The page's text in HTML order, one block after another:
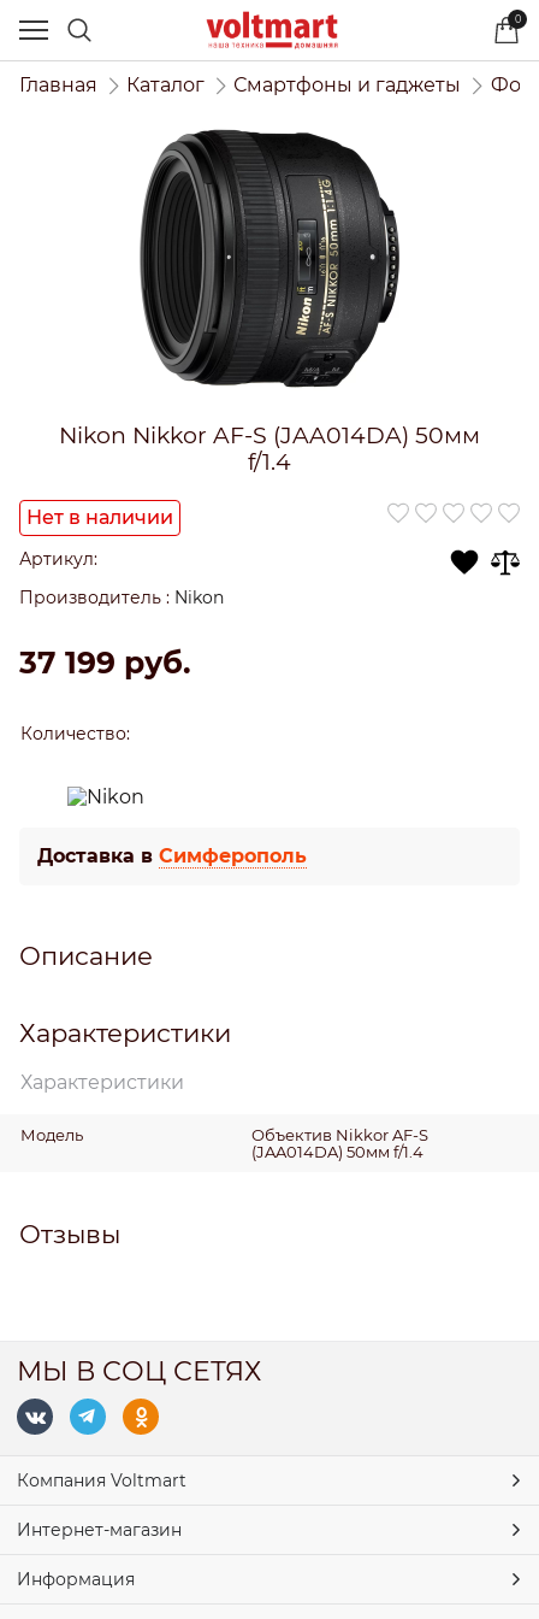
0
Главная Каталог Смартфоны и гаджеты
Nikon Nikkor AF-S (JAA014DA) 50мм
f/1.4
Нет в наличии
Артикул:
Производитель : Nikon
37 199 руб.
Количество:
Доставка в Симферополь
Описание
Характеристики
Характеристики
Модель
Объектив Nikkor AF-S
(JAA014DA) 50мм f/1.4
Отзывы
МЫ В СОЦ СЕТЯХ
Компания Voltmart
Интернет-магазин
Информация